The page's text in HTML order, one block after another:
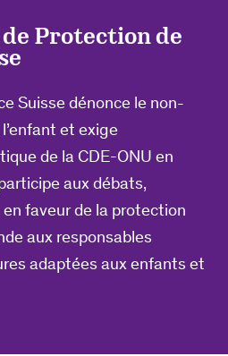
de Protection de
Suisse dénonce le non-
et exige
de la CDE-ONU en
aux débats,
faveur de la protection
aux responsables
adaptées aux enfants et